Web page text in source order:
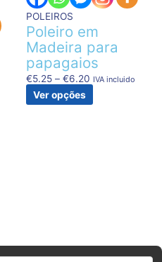
POLEIROS
Poleiro em
Madeira para
papagaios
€5.25 – €6.20
€6.20
IVA incluido
Ver opções
variants.
options
may
be
chosen
on